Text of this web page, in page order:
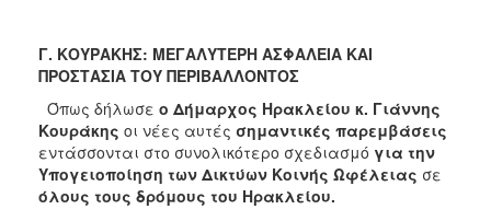
Γ. ΚΟΥΡΑΚΗΣ: ΜΕΓΑΛΥΤΕΡΗ ΑΣΦΑΛΕΙΑ ΚΑΙ
ΠΡΟΣΤΑΣΙΑ ΤΟΥ ΠΕΡΙΒΑΛΛΟΝΤΟΣ
Όπως δήλωσε ο Δήμαρχος Ηρακλείου κ. Γιάννης
Κουράκης οι νέες αυτές σημαντικές παρεμβάσεις
εντάσσονται στο συνολικότερο σχεδιασμό για την
Υπογειοποίηση των Δικτύων Κοινής Ωφέλειας σε
όλους τους δρόμους του Ηρακλείου.